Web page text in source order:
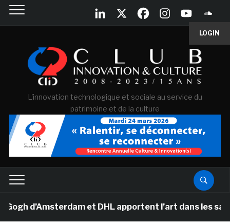
LOGIN
L'innovation technologique et sociale au service du
patrimoine et de la culture
d’Amsterdam et DHL apportent l’art dans les salles